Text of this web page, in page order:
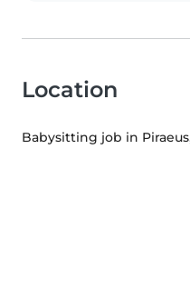
Location
Babysitting job in Piraeus